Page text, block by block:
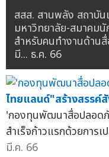
สสส. สานพลัง สถาบั
มหาวิทยาลัย-สมาคม
สำหรับคนทำงานด้าน
มี... ธ.ค. 66
ไทยแลนด์"สร้างสรร
'กองทุนพัฒนาสื่อปลอดภั
สำเร็จก้าวแรกด้วยกา
มี.ค. 66